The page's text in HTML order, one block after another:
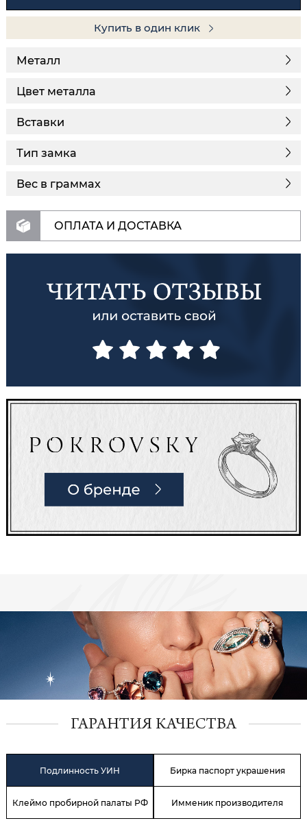
Купить в один клик
Металл
Цвет металла
Вставки
Тип замка
Вес в граммах
ОПЛАТА И ДОСТАВКА
ГАРАНТИЯ КАЧЕСТВА
Подлинность УИН Бирка паспорт украшения
Клеймо пробирной палаты РФ Имменик производителя